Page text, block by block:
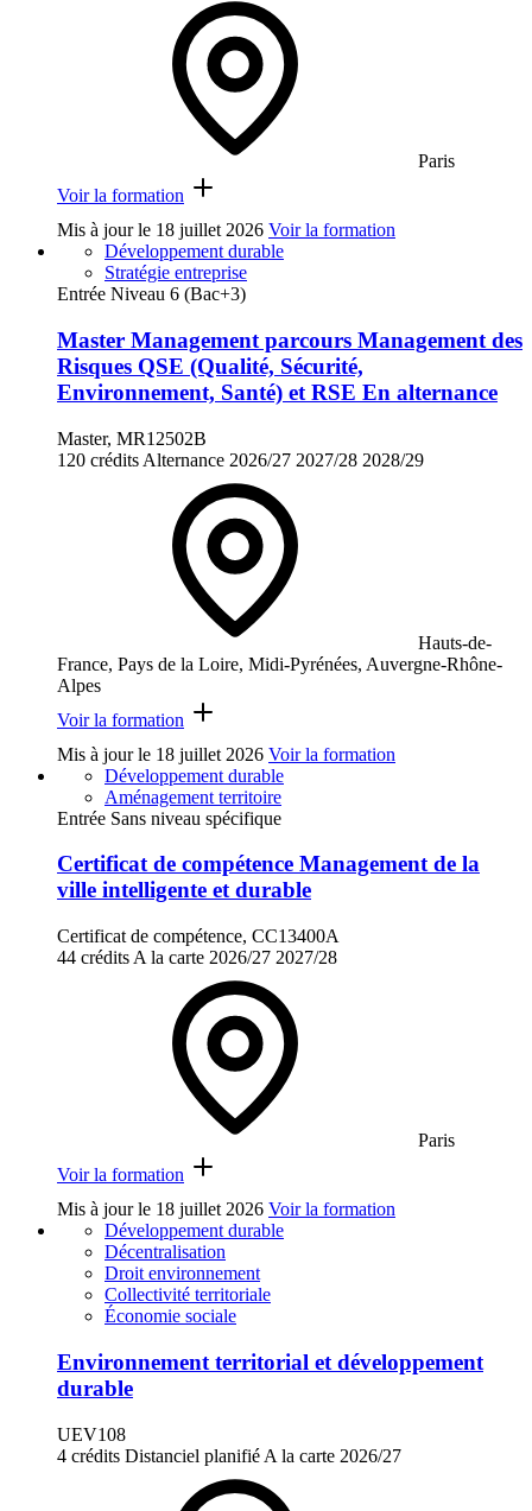
Paris
Voir la formation
Mis à jour le 18 juillet 2026 Voir la formation
Développement durable
Stratégie entreprise
Entrée Niveau 6 (Bac+3)
Master Management parcours Management des
Risques QSE (Qualité, Sécurité,
Environnement, Santé) et RSE En alternance
Master, MR12502B
120 crédits Alternance 2026/27 2027/28 2028/29
Hauts-de-
France, Pays de la Loire, Midi-Pyrénées, Auvergne-Rhône-
Alpes
Voir la formation
Mis à jour le 18 juillet 2026 Voir la formation
Développement durable
Aménagement territoire
Entrée Sans niveau spécifique
Certificat de compétence Management de la
ville intelligente et durable
Certificat de compétence, CC13400A
44 crédits A la carte 2026/27 2027/28
Paris
Voir la formation
Mis à jour le 18 juillet 2026 Voir la formation
Développement durable
Décentralisation
Droit environnement
Collectivité territoriale
Économie sociale
Environnement territorial et développement
durable
UEV108
4 crédits Distanciel planifié A la carte 2026/27